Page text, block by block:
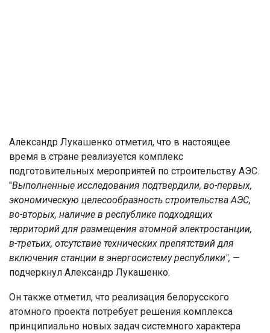
Александр Лукашенко отметил, что в настоящее
время в стране реализуется комплекс
подготовительных мероприятей по строительству АЭС.
"Выполненные исследования подтвердили, во-первых,
экономическую целесообразность строительства АЭС,
во-вторых, наличие в республике подходящих
территорий для размещения атомной электростанции,
в-третьих, отсутствие технических препятствий для
включения станции в энергосистему республики", —
подчеркнул Александр Лукашенко.
Он также отметил, что реализация белорусского
атомного проекта потребует решения комплекса
принципиально новых задач системного характера